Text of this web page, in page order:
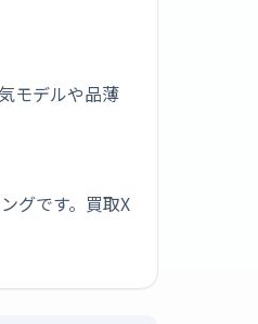
モデルや品薄
グです。買取X